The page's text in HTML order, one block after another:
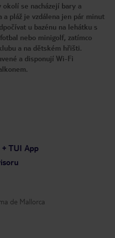
se nacházejí bary a
a pláž je vzdálena jen pár minut
u bazénu na lehátku s
nebo minigolf, zatímco
a na dětském hřišti.
a disponují Wi-Fi
TUI App
de Mallorca